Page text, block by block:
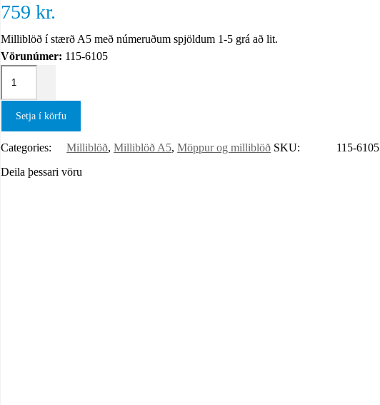
759kr.
Milliblöð í stærð A5 með númeruðum spjöldum 1-5 grá að lit.
Vörunúmer: 115-6105
Setja í körfu
Categories: Milliblöð,Milliblöð A5,Möppur og milliblöð SKU:
115-6105
Deila þessari vöru